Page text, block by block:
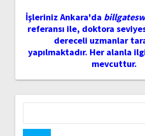
İşleriniz Ankara'da
referansı ile, doktora
dereceli uzmanlar
yapılmaktadır. Her alanla
mevcuttur.